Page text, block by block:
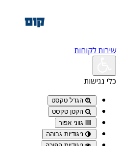
שירות לקוחות
כלי נגישות
הגדל טקסט
הקטן טקסט
גווני אפור
ניגודיות גבוהה